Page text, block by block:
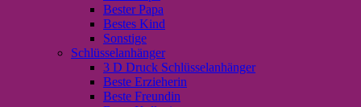
Bester Papa
Bestes Kind
Sonstige
Schlüsselanhänger
3 D Druck Schlüsselanhänger
Beste Erzieherin
Beste Freundin